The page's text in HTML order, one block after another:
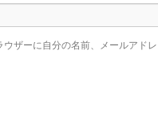
ザーに自分の名前、メールアド